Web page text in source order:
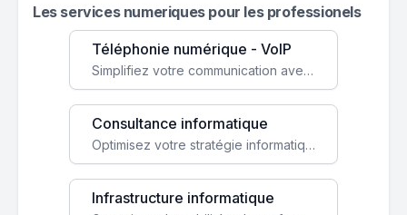
Les services numeriques pour les professionels
Téléphonie numérique - VoIP
Simplifiez votre communication avec une solution VoIP flexible, économique et adaptée à vos besoins professionnels.
Consultance informatique
Optimisez votre stratégie informatique avec l'expertise de nos consultants pour améliorer votre efficacité et sécurité.
Infrastructure informatique